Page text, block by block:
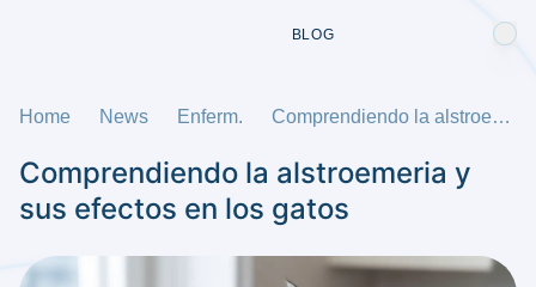
BLOG
Home News Enferm. Comprendiendo la alstroemeria y sus efectos en los gatos
Comprendiendo la alstroemeria y
sus efectos en los gatos